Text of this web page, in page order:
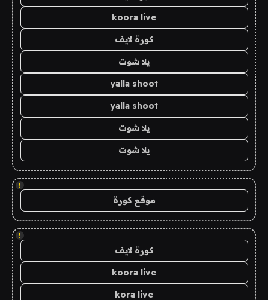
koora live
كورة لايف
يلا شوت
yalla shoot
yalla shoot
يلا شوت
يلا شوت
!
موقع كورة
!
كورة لايف
koora live
kora live